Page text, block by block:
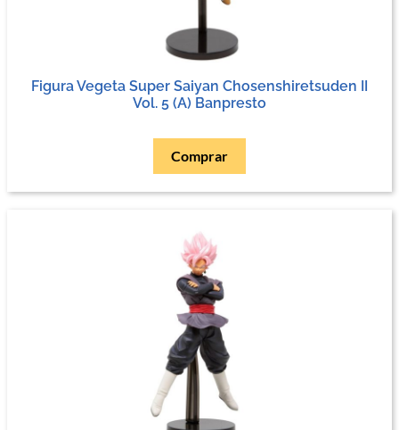
Figura Vegeta Super Saiyan Chosenshiretsuden II
Vol. 5 (A) Banpresto
Comprar